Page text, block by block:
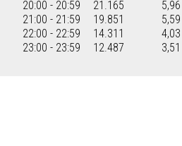
20:00 - 20:59
21.165
21:00 - 21:59
19.851
22:00 - 22:59
14.311 4,03
23:00 - 23:59
12.487